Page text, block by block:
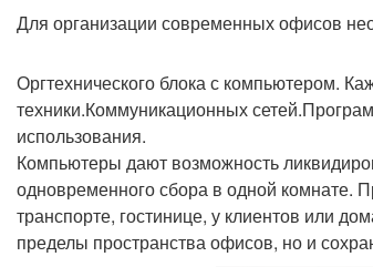
Мебели для кабинета Кабинет
Для организации современных офисов
Оргтехнического блока с компьютером.
техники.Коммуникационных
использования.
Компьютеры дают возможность
одновременного сбора в одной комнате.
транспорте, гостинице, у клиентов или
пределы пространства офисов, но и